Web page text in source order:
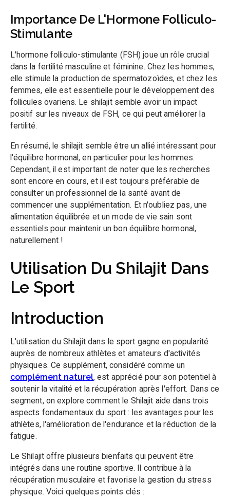
Importance De L'Hormone Folliculo-
Stimulante
L'hormone folliculo-stimulante (FSH) joue un rôle crucial
dans la fertilité masculine et féminine. Chez les hommes,
elle stimule la production de spermatozoïdes, et chez les
femmes, elle est essentielle pour le développement des
follicules ovariens. Le shilajit semble avoir un impact
positif sur les niveaux de FSH, ce qui peut améliorer la
fertilité.
En résumé, le shilajit semble être un allié intéressant pour
l'équilibre hormonal, en particulier pour les hommes.
Cependant, il est important de noter que les recherches
sont encore en cours, et il est toujours préférable de
consulter un professionnel de la santé avant de
commencer une supplémentation. Et n'oubliez pas, une
alimentation équilibrée et un mode de vie sain sont
essentiels pour maintenir un bon équilibre hormonal,
naturellement !
Utilisation Du Shilajit Dans
Le Sport
Introduction
L'utilisation du Shilajit dans le sport gagne en popularité
auprès de nombreux athlètes et amateurs d'activités
physiques. Ce supplément, considéré comme un
complément naturel, est apprécié pour son potentiel à
soutenir la vitalité et la récupération après l'effort. Dans ce
segment, on explore comment le Shilajit aide dans trois
aspects fondamentaux du sport : les avantages pour les
athlètes, l'amélioration de l'endurance et la réduction de la
fatigue.
Le Shilajit offre plusieurs bienfaits qui peuvent être
intégrés dans une routine sportive. Il contribue à la
récupération musculaire et favorise la gestion du stress
physique. Voici quelques points clés :